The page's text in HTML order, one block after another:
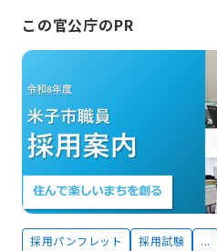
この官公庁のPR
採用パンフレット 採用試験 ...